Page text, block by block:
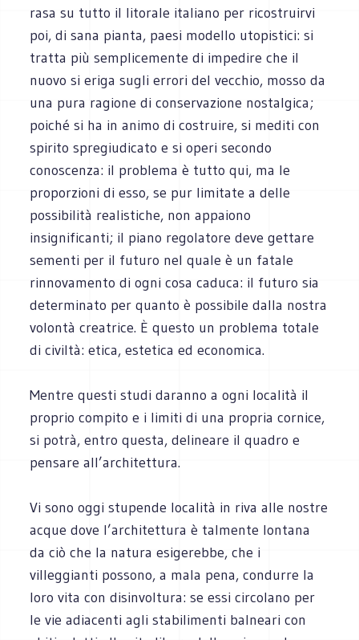
rasa su tutto il litorale italiano per ricostruirvi
poi, di sana pianta, paesi modello utopistici: si
tratta più semplicemente di impedire che il
nuovo si eriga sugli errori del vecchio, mosso da
una pura ragione di conservazione nostalgica;
poiché si ha in animo di costruire, si mediti con
spirito spregiudicato e si operi secondo
conoscenza: il problema è tutto qui, ma le
proporzioni di esso, se pur limitate a delle
possibilità realistiche, non appaiono
insignificanti; il piano regolatore deve gettare
sementi per il futuro nel quale è un fatale
rinnovamento di ogni cosa caduca: il futuro sia
determinato per quanto è possibile dalla nostra
volontà creatrice. È questo un problema totale
di civiltà: etica, estetica ed economica.
Mentre questi studi daranno a ogni località il
proprio compito e i limiti di una propria cornice,
si potrà, entro questa, delineare il quadro e
pensare all’architettura.
Vi sono oggi stupende località in riva alle nostre
acque dove l’architettura è talmente lontana
da ciò che la natura esigerebbe, che i
villeggianti possono, a mala pena, condurre la
loro vita con disinvoltura: se essi circolano per
le vie adiacenti agli stabilimenti balneari con